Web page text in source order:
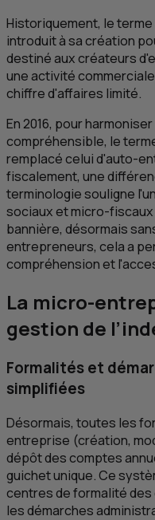
Historiquement, le
introduit à sa création
destiné aux créateurs
une activité
chiffre d'affaires limité.
En 2016, pour
compréhensible, le
remplacé celui d'auto-
fiscalement, une
terminologie souligne
sociaux et micro-
bannière, désormais
entrepreneurs, cela a
compréhension et
La micro-
gestion de
Formalités et
simplifiées
Désormais, toutes les
entreprise (création,
dépôt des comptes
guichet unique. Ce
centres de formalité
les démarches